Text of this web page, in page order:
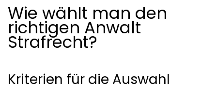
Wie wählt man den
richtigen Anwalt
Strafrecht?
Kriterien für die Auswahl